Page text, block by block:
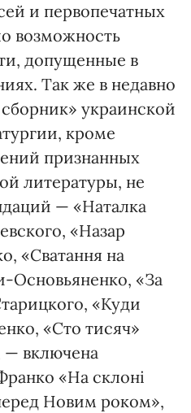
и первопечатных
возможность
допущенные в
Так же в недавно
украинской
кроме
признанных
литературы, не
— «Наталка
«Назар
«Сватання на
Основьяненко, «За
«Куди
«Сто тисяч»
— включена
«На склоні
Новим роком»,